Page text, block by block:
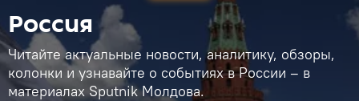
Россия
Читайте актуальные новости, аналитику, обзоры,
колонки и узнавайте о событиях в России – в
материалах Sputnik Молдова.